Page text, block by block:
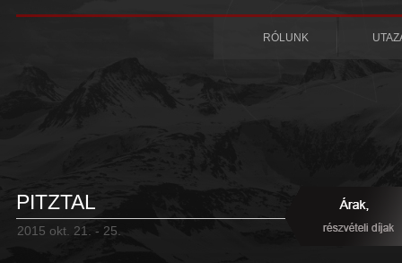
PITZTAL
2015 okt. 21. - 25.
RÓLUNK